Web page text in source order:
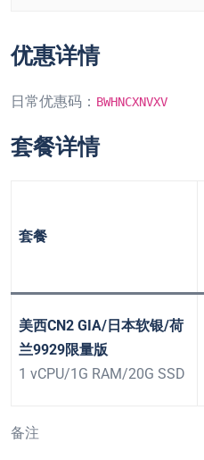
优惠详情
日常优惠码： BWHNCXNVXV
套餐详情
套餐
美西CN2 GIA/日本软银/荷
兰9929限量版
1 vCPU/1G RAM/20G SSD
备注